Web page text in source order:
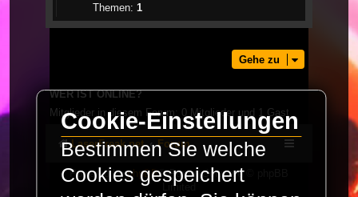
Themen: 1
Gehe zu
WER IST ONLINE?
Mitglieder in diesem Forum: 0 Mitglieder und 1 Gast
LaserFreak.net Forum
Powered byphpBB® Forum Software © phpBB
Limited
Cookie-Einstellungen
Bestimmen Sie welche
Cookies gespeichert